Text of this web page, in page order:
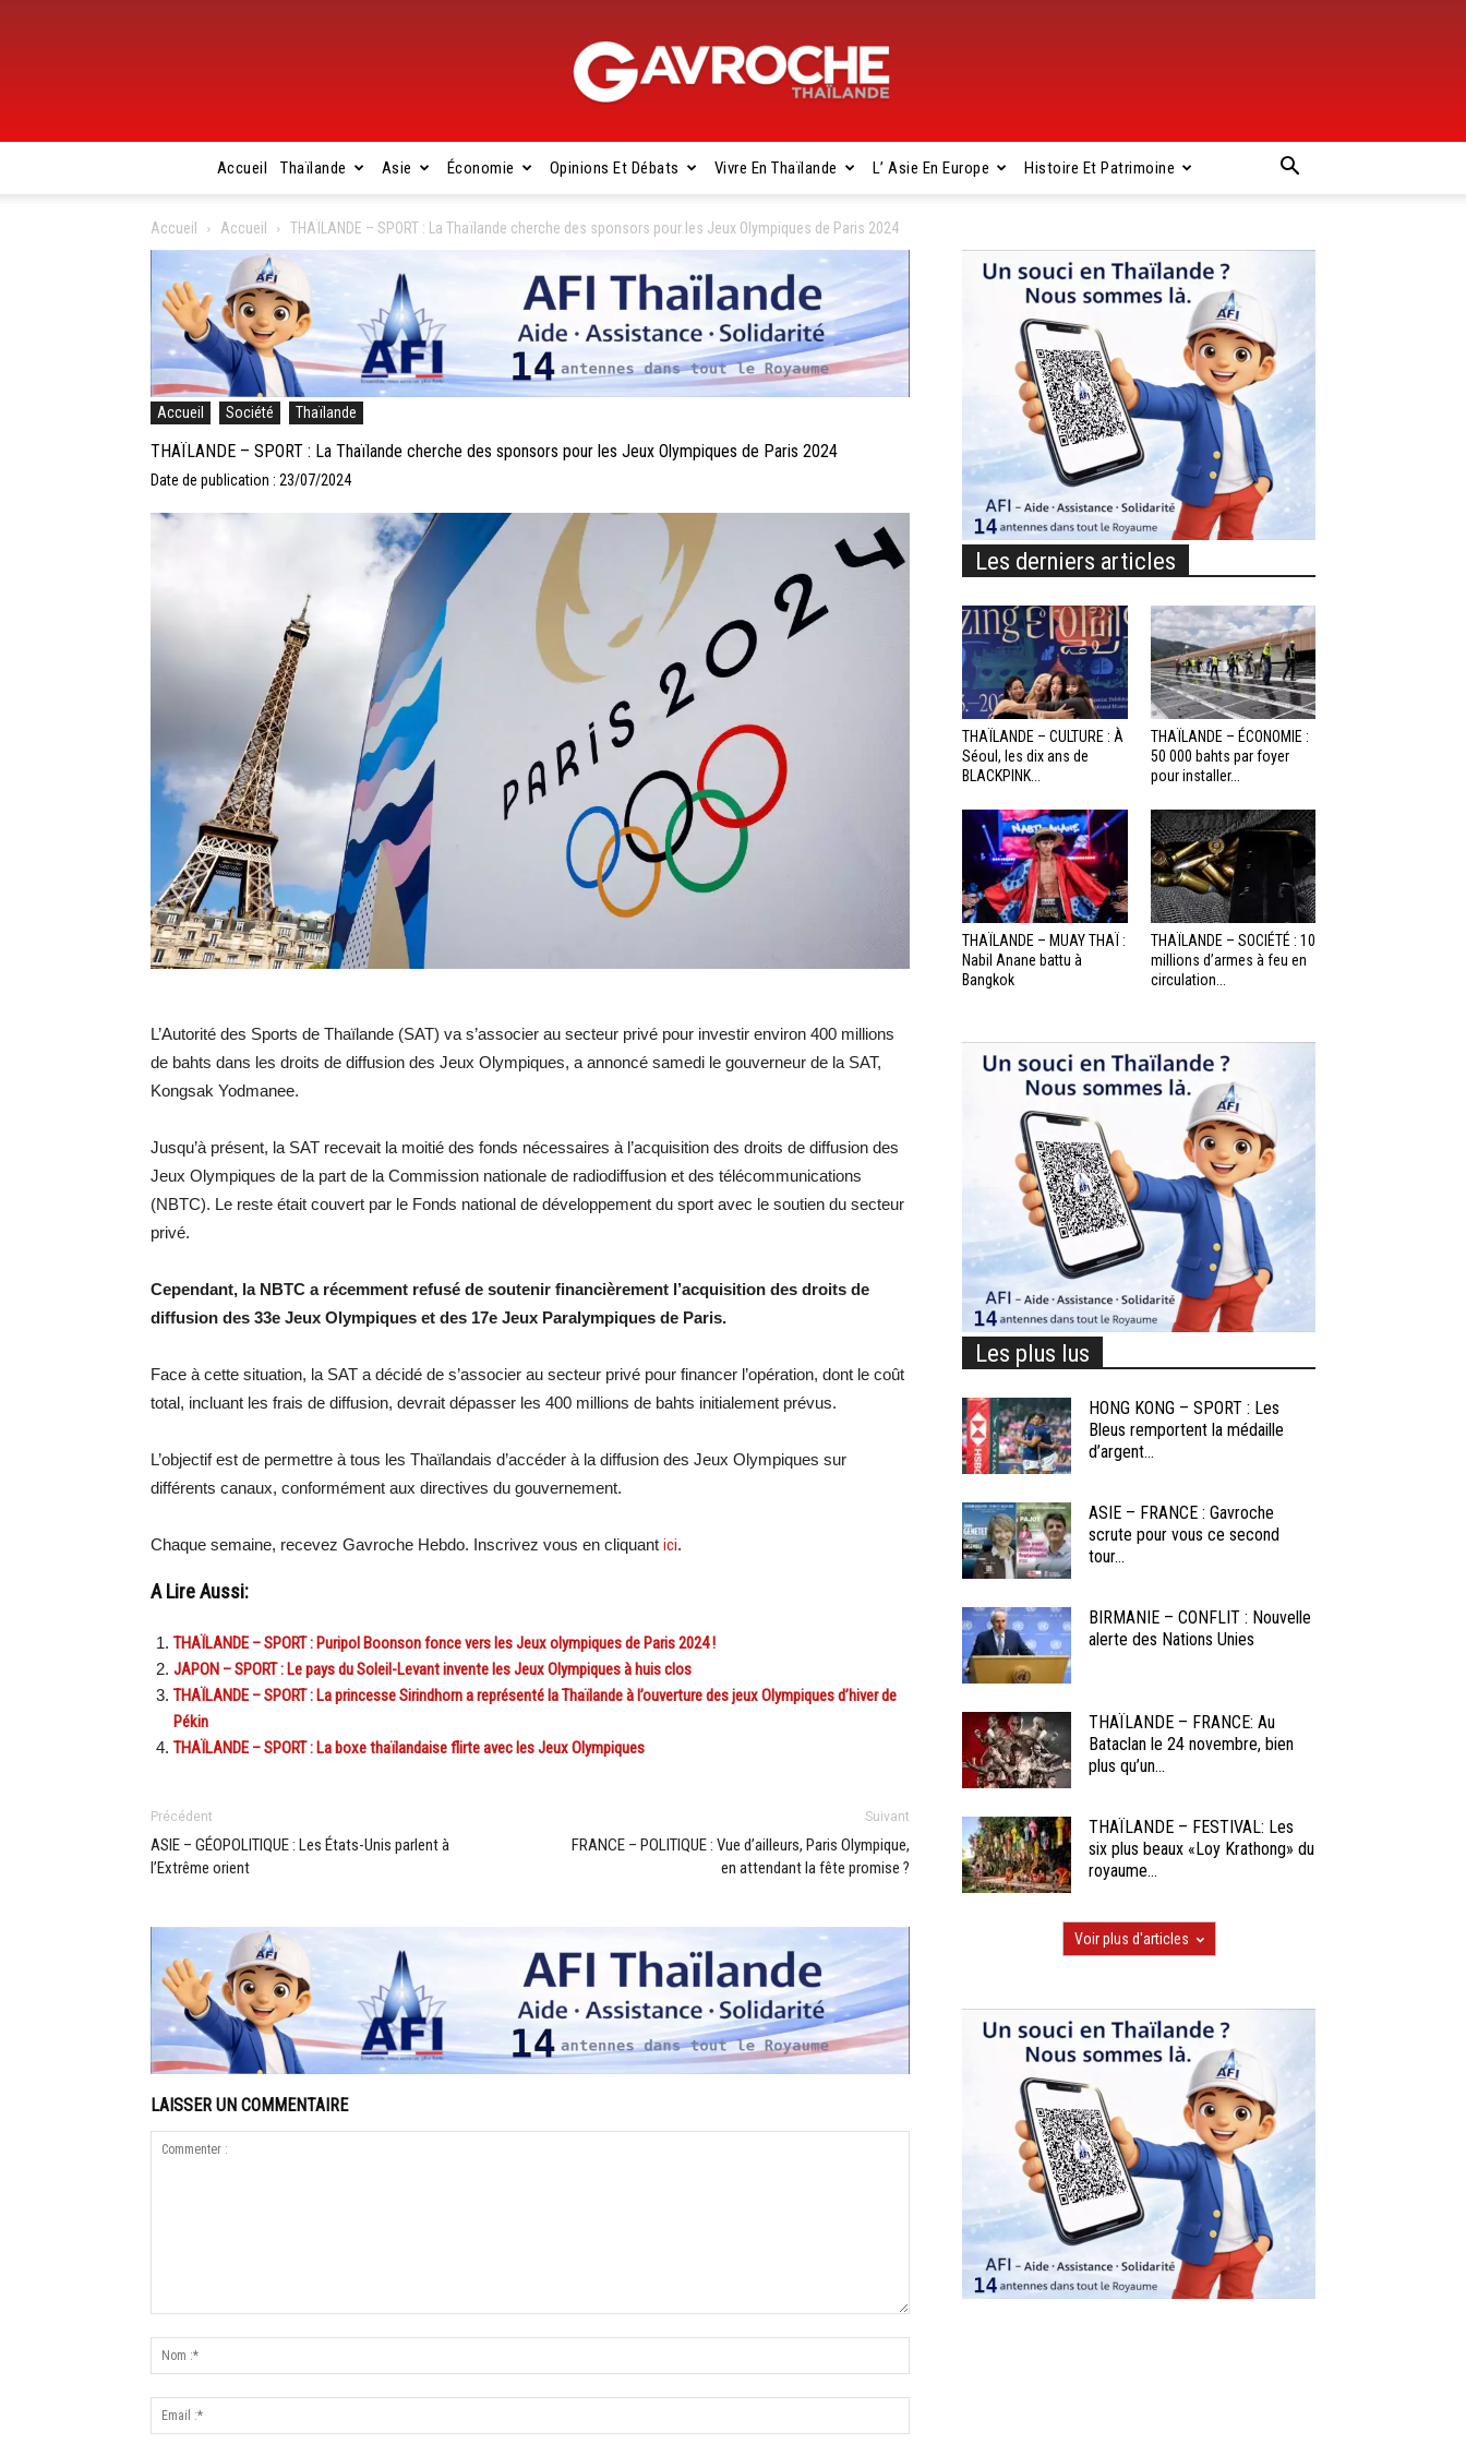
Gavroche
Thaïlande
Accueil Thaïlande Asie Économie Opinions Et Débats Vivre En Thaïlande L’ Asie En Europe Histoire Et Patrimoine
Accueil Accueil THAÏLANDE – SPORT : La Thaïlande cherche des sponsors pour les Jeux Olympiques de Paris 2024
Accueil Société Thaïlande
THAÏLANDE – SPORT : La Thaïlande cherche des sponsors pour les Jeux Olympiques de Paris 2024
Date de publication : 23/07/2024
L’Autorité des Sports de Thaïlande (SAT) va s’associer au secteur privé pour investir environ 400 millions
de bahts dans les droits de diffusion des Jeux Olympiques, a annoncé samedi le gouverneur de la SAT,
Kongsak Yodmanee.
Jusqu’à présent, la SAT recevait la moitié des fonds nécessaires à l’acquisition des droits de diffusion des
Jeux Olympiques de la part de la Commission nationale de radiodiffusion et des télécommunications
(NBTC). Le reste était couvert par le Fonds national de développement du sport avec le soutien du secteur
privé.
Cependant, la NBTC a récemment refusé de soutenir financièrement l’acquisition des droits de
diffusion des 33e Jeux Olympiques et des 17e Jeux Paralympiques de Paris.
Face à cette situation, la SAT a décidé de s’associer au secteur privé pour financer l’opération, dont le coût
total, incluant les frais de diffusion, devrait dépasser les 400 millions de bahts initialement prévus.
L’objectif est de permettre à tous les Thaïlandais d’accéder à la diffusion des Jeux Olympiques sur
différents canaux, conformément aux directives du gouvernement.
Chaque semaine, recevez Gavroche Hebdo. Inscrivez vous en cliquant ici.
A Lire Aussi:
THAÏLANDE – SPORT : Puripol Boonson fonce vers les Jeux olympiques de Paris 2024 !
JAPON – SPORT : Le pays du Soleil-Levant invente les Jeux Olympiques à huis clos
THAÏLANDE – SPORT : La princesse Sirindhorn a représenté la Thaïlande à l’ouverture des jeux Olympiques d’hiver de
Pékin
THAÏLANDE – SPORT : La boxe thaïlandaise flirte avec les Jeux Olympiques
Précédent
ASIE – GÉOPOLITIQUE : Les États-Unis parlent à
l’Extrême orient
Suivant
FRANCE – POLITIQUE : Vue d’ailleurs, Paris Olympique,
en attendant la fête promise ?
LAISSER UN COMMENTAIRE
Les derniers articles
THAÏLANDE – CULTURE : À
Séoul, les dix ans de
BLACKPINK...
THAÏLANDE – ÉCONOMIE :
50 000 bahts par foyer
pour installer...
THAÏLANDE – MUAY THAÏ :
Nabil Anane battu à
Bangkok
THAÏLANDE – SOCIÉTÉ : 10
millions d’armes à feu en
circulation...
Les plus lus
HONG KONG – SPORT : Les
Bleus remportent la médaille
d’argent...
ASIE – FRANCE : Gavroche
scrute pour vous ce second
tour...
BIRMANIE – CONFLIT : Nouvelle
alerte des Nations Unies
THAÏLANDE – FRANCE: Au
Bataclan le 24 novembre, bien
plus qu’un...
THAÏLANDE – FESTIVAL: Les
six plus beaux «Loy Krathong» du
royaume...
Voir plus d'articles